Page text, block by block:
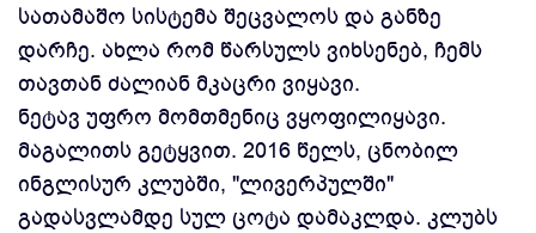
სათამაშო სისტემა შეცვალოს და განზე
დარჩე. ახლა რომ წარსულს ვიხსენებ, ჩემს
თავთან ძალიან მკაცრი ვიყავი.
ნეტავ უფრო მომთმენიც ვყოფილიყავი.
მაგალითს გეტყვით. 2016 წელს, ცნობილ
ინგლისურ კლუბში, "ლივერპულში"
გადასვლამდე სულ ცოტა დამაკლდა. კლუბს